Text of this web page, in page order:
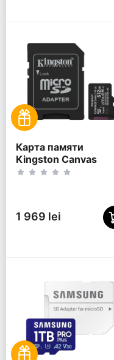
Карта памяти
Kingston Canvas
Select Plus, 512Гб
1 969 lei